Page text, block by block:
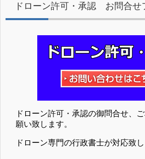
ドローン許可・承認 お問合せ
ドローン許可・承認の御問合せ、
願い致します。
ドローン専門の行政書士が対応致し